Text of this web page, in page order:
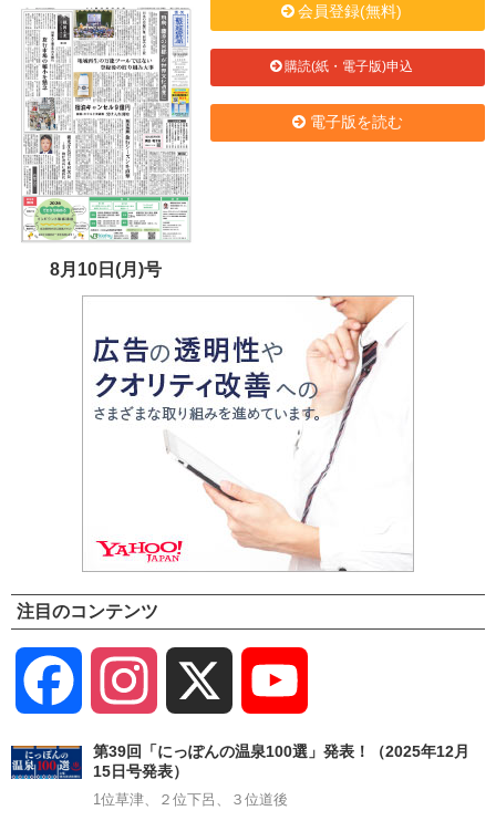
8月10日(月)号
会員登録(無料)
購読(紙・電子版)申込
電子版を読む
注目のコンテンツ
Facebook Instagram
Channel
第39回「にっぽんの温泉100選」発表！（2025年12月
15日号発表）
1位草津、２位下呂、３位道後